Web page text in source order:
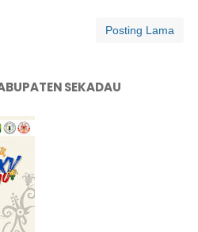
Posting Lama
SEKADAU